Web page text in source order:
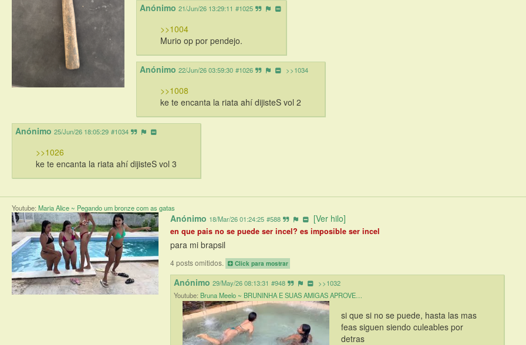
Anónimo 21/Jun/26 13:29:11 #1025
>>1004
Murio op por pendejo.
Anónimo 22/Jun/26 03:59:30 #1026 >>1034
>>1008
ke te encanta la riata ahí dijisteS vol 2
Anónimo 25/Jun/26 18:05:29 #1034
>>1026
ke te encanta la riata ahí dijisteS vol 3
Youtube: Maria Alice ~ Pegando um bronze com as gatas
Anónimo 18/Mar/26 01:24:25 #588 [Ver hilo]
en que pais no se puede ser incel? es imposible ser incel
para mi brapsil
4 posts omitidos. Click para mostrar
Anónimo 29/May/26 08:13:31 #948
>>1032
Youtube: Bruna Meelo ~ BRUNINHA E SUAS AMIGAS APROVE…
si que si no se puede, hasta las mas
feas siguen siendo culeables por
detras